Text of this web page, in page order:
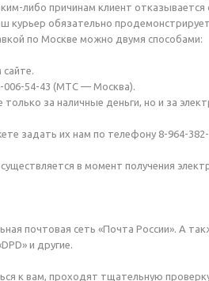
либо причинам клиент
курьер обязательно
по Москве можно двумя способами:
006-54-43 (МТС — Москва).
за наличные деньги, но и за
задать их нам по телефону 8-964-
в момент получения
почтовая сеть «Почта России». А
и другие.
к вам, проходят тщательную